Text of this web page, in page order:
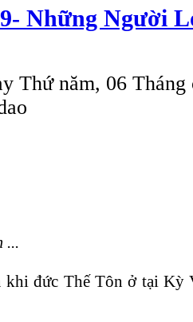
Những Người
Thứ năm, 06
...
khi đức Thế Tôn ở tại Kỳ